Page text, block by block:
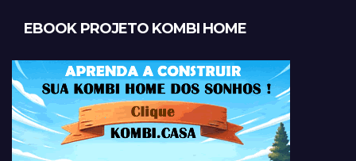
EBOOK PROJETO KOMBI HOME